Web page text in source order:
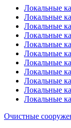
Локальные
Локальные
Локальные
Локальные
Локальные
Локальные
Локальные
Локальные
Локальные
Локальные
Локальные
Очистные